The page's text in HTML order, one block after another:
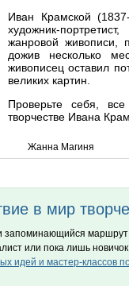
Иван Крамской
художник-
жанровой живописи,
дожив несколько
живописец оставил
великих картин.
Проверьте себя,
творчестве Ивана
Жанна Магиня
в мир
запоминающийся
или пока лишь
идей и мастер-классов